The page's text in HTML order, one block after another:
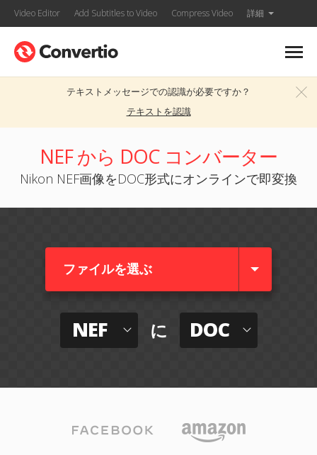
Video Editor Add Subtitles to Video Compress Video 詳細
テキストメッセージでの認識が必要ですか？
テキストを認識
NEF から DOC コンバーター
Nikon NEF画像をDOC形式にオンラインで即変換
ファイルを選ぶ
NEF に DOC